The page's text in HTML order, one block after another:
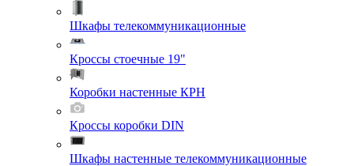
Шкафы телекоммуникационные
Кроссы стоечные 19"
Коробки настенные КРН
Кроссы коробки DIN
Шкафы настенные телекоммуникационные